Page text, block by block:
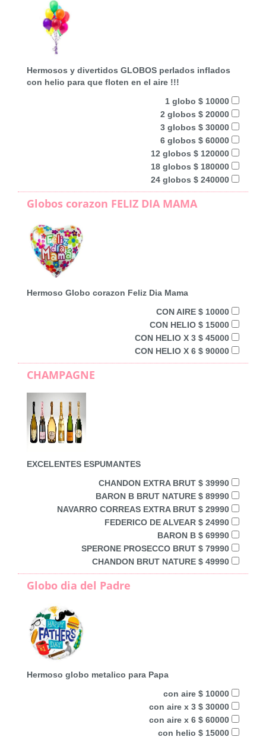
Hermosos y divertidos GLOBOS perlados inflados
con helio para que floten en el aire !!!
1 globo $ 10000
2 globos $ 20000
3 globos $ 30000
6 globos $ 60000
12 globos $ 120000
18 globos $ 180000
24 globos $ 240000
Globos corazon FELIZ DIA MAMA
Hermoso Globo corazon Feliz Dia Mama
CON AIRE $ 10000
CON HELIO $ 15000
CON HELIO X 3 $ 45000
CON HELIO X 6 $ 90000
CHAMPAGNE
EXCELENTES ESPUMANTES
CHANDON EXTRA BRUT $ 39990
BARON B BRUT NATURE $ 89990
NAVARRO CORREAS EXTRA BRUT $ 29990
FEDERICO DE ALVEAR $ 24990
BARON B $ 69990
SPERONE PROSECCO BRUT $ 79990
CHANDON BRUT NATURE $ 49990
Globo dia del Padre
Hermoso globo metalico para Papa
con aire $ 10000
con aire x 3 $ 30000
con aire x 6 $ 60000
con helio $ 15000